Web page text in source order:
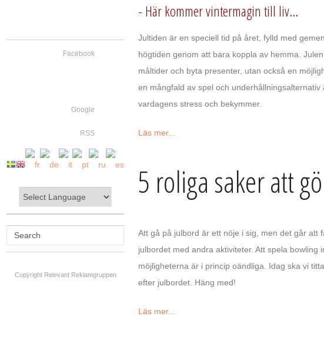
Facebook
Google
RSS
Copyright Relevant Reklamgruppen
- Här kommer vintermagin till liv...
Jultiden är en speciell tid på året, fylld med
högtiden genom att bara koppla av hemma.
måltider och byta presenter, utan också en
en mångfald av spel och
vardagens stress och bekymmer.
Läs mer...
5 roliga saker att
Att gå på julbord är ett nöje i sig, men det går att
julbordet med andra aktiviteter. Att spela
möjligheterna är i princip oändliga. Idag ska vi
efter julbordet. Häng med!
Läs mer...